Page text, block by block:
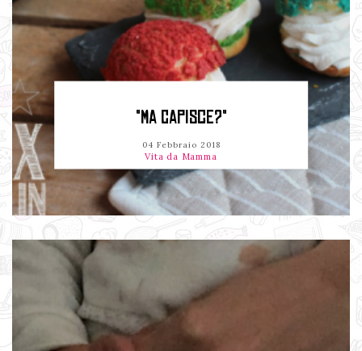
"MA CAPISCE?"
04 Febbraio 2018
Vita da Mamma